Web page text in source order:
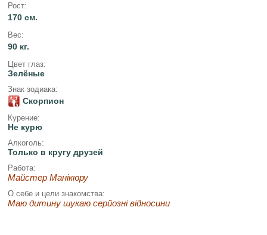
Рост:
170 см.
Вес:
90 кг.
Цвет глаз:
Зелёные
Знак зодиака:
Скорпион
Курение:
Не курю
Алкоголь:
Только в кругу друзей
Работа:
Майстер Манікюру
О себе и цели знакомства:
Маю дитину шукаю серйозні відносини